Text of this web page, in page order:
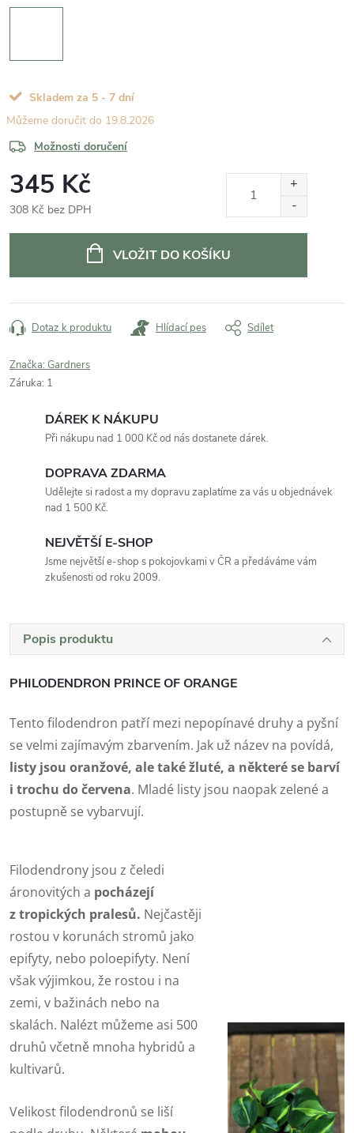
Skladem za 5 - 7 dní
19.8.2026
Možnosti doručení
345 Kč
308 Kč bez DPH
VLOŽIT DO KOŠÍKU
Dotaz k produktu Hlídací pes Sdílet
Značka: Gardners
Záruka: 1
DÁREK K NÁKUPU
Při nákupu nad 1 000 Kč od nás dostanete dárek.
DOPRAVA ZDARMA
Udělejte si radost a my dopravu zaplatíme za vás u objednávek
nad 1 500 Kč.
NEJVĚTŠÍ E-SHOP
Jsme největší e-shop s pokojovkami v ČR a předáváme vám
zkušenosti od roku 2009.
Popis produktu
PHILODENDRON PRINCE OF ORANGE
Tento filodendron patří mezi nepopínavé druhy a pyšní
se velmi zajímavým zbarvením. Jak už název na povídá,
listy jsou oranžové, ale také žluté, a některé se barví
i trochu do červena. Mladé listy jsou naopak zelené a
postupně se vybarvují.
Filodendrony jsou z čeledi
áronovitých a pocházejí
z tropických pralesů. Nejčastěji
rostou v korunách stromů jako
epifyty, nebo poloepifyty. Není
však výjimkou, že rostou i na
zemi, v bažinách nebo na
skalách. Nalézt můžeme asi 500
druhů včetně mnoha hybridů a
kultivarů.
Velikost filodendronů se liší